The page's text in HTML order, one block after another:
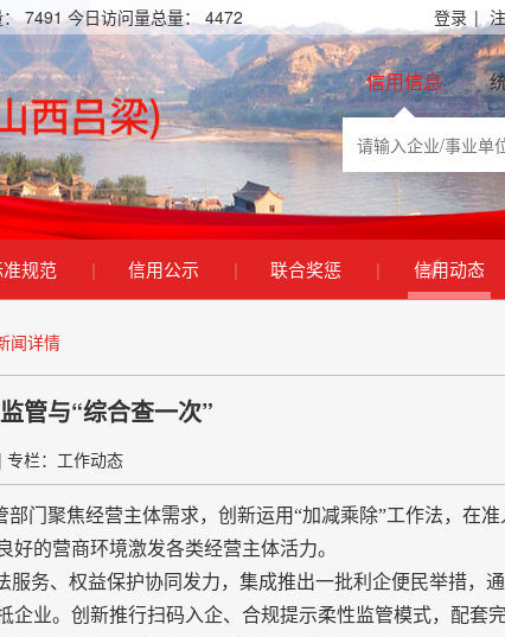
7491 今日访问量总量： 4472 登录 |
信用信息
规范 | 信用公示 | 联合奖惩 | 信用动态
闻详情
管与“综合查一次”
| 专栏：工作动态
门聚焦经营主体需求，创新运用“加减乘除”工作法，在准
的营商环境激发各类经营主体活力。
务、权益保护协同发力，集成推出一批利企便民举措，通
企业。创新推行扫码入企、合规提示柔性监管模式，配套